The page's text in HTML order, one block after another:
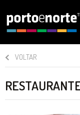
VOLTAR